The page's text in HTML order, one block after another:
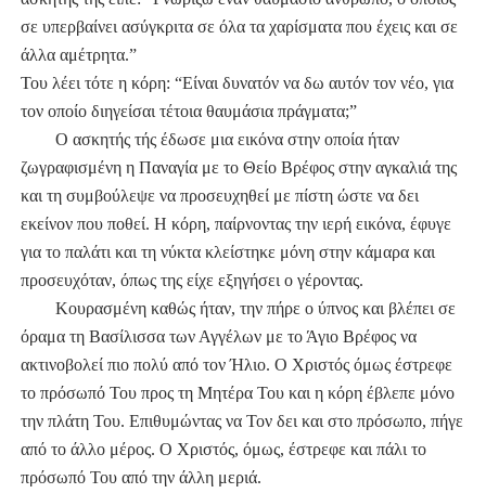
σε υπερβαίνει ασύγκριτα σε όλα τα χαρίσματα που έχεις και σε
άλλα αμέτρητα.”
Του λέει τότε η κόρη: “Είναι δυνατόν να δω αυτόν τον νέο, για
τον οποίο διηγείσαι τέτοια θαυμάσια πράγματα;”
Ο ασκητής τής έδωσε μια εικόνα στην οποία ήταν
ζωγραφισμένη η Παναγία με το Θείο Βρέφος στην αγκαλιά της
και τη συμβούλεψε να προσευχηθεί με πίστη ώστε να δει
εκείνον που ποθεί. Η κόρη, παίρνοντας την ιερή εικόνα, έφυγε
για το παλάτι και τη νύκτα κλείστηκε μόνη στην κάμαρα και
προσευχόταν, όπως της είχε εξηγήσει ο γέροντας.
Κουρασμένη καθώς ήταν, την πήρε ο ύπνος και βλέπει σε
όραμα τη Βασίλισσα των Αγγέλων με το Άγιο Βρέφος να
ακτινοβολεί πιο πολύ από τον Ήλιο. Ο Χριστός όμως έστρεφε
το πρόσωπό Του προς τη Μητέρα Του και η κόρη έβλεπε μόνο
την πλάτη Του. Επιθυμώντας να Τον δει και στο πρόσωπο, πήγε
από το άλλο μέρος. Ο Χριστός, όμως, έστρεφε και πάλι το
πρόσωπό Του από την άλλη μεριά.